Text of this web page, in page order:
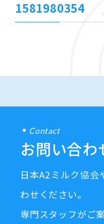
1581980354
Contact
お問い合わ
日本A2ミルク協
わせください。
専門スタッフがご